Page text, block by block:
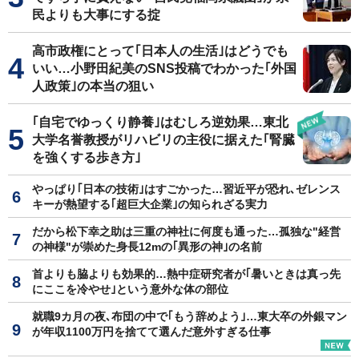
民よりも大事にする掟
高市政権にとって｢日本人の生活｣はどうでも
いい…小野田紀美のSNS投稿でわかった｢外国
人政策｣の本当の狙い
｢自宅でゆっくり静養｣はむしろ逆効果…東北
大学名誉教授がリハビリの主役に据えた｢腎臓
を強くする歩き方｣
やっぱり｢日本の技術｣はすごかった…習近平が恐れ､ゼレンス
キーが熱望する｢超巨大企業｣の知られざる実力
だから松下幸之助は三重の神社に何度も通った…孤独な"経営
の神様"が崇めた身長12mの｢異形の神｣の名前
首よりも脇よりも効果的…熱中症研究者が｢暑いときは真っ先
にここを冷やせ｣という意外な体の部位
就職9カ月の夜､布団の中で｢もう辞めよう｣…東大卒の外銀マン
が年収1100万円を捨てて選んだ意外すぎる仕事